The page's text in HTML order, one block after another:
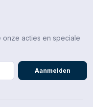
onze acties en speciale
Aanmelden